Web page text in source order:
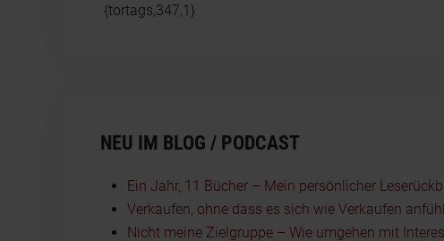
{tortags,347,1}
NEU IM BLOG / PODCAST
Ein Jahr, 11 Bücher – Mein persönlicher
Verkaufen, ohne dass es sich wie Verkaufen
Nicht meine Zielgruppe – Wie umgehen mit